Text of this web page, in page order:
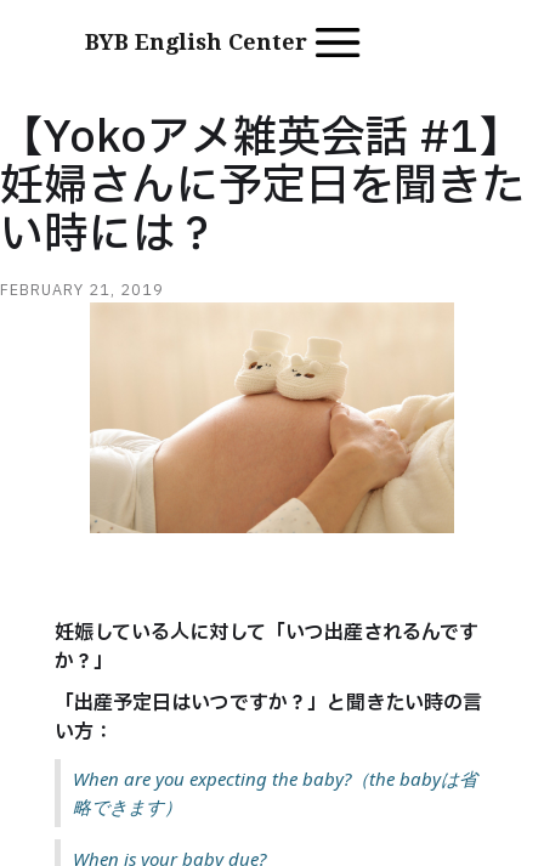
BYB English Center
【Yokoアメ雑英会話 #1】
妊婦さんに予定日を聞きた
い時には？
FEBRUARY 21, 2019
妊娠している人に対して「いつ出産されるんです
か？」
「出産予定日はいつですか？」と聞きたい時の言
い方：
When are you expecting the baby?（the babyは省
略できます）
When is your baby due?